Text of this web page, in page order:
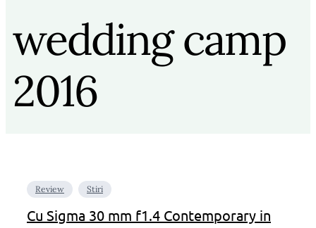
wedding camp
2016
Review Stiri
Cu Sigma 30 mm f1.4 Contemporary in